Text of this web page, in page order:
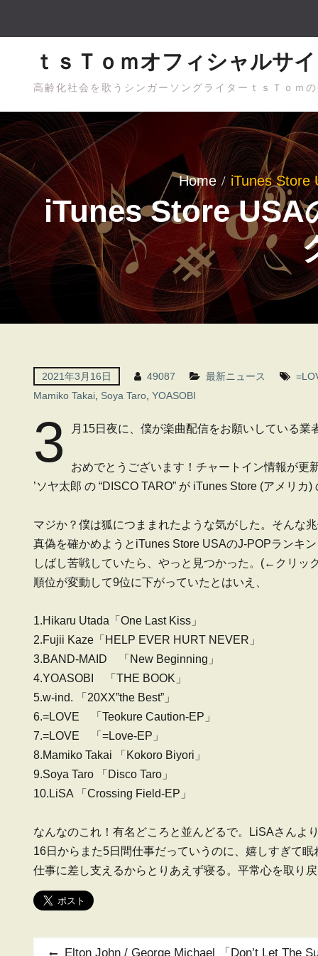
ｔｓＴｏｍオフィシャルサイ
高齢化社会を歌うシンガーソングライターｔｓＴｏｍの
Home iTunes Store
iTunes Store USA
2021年3月16日 49087 最新ニュース
Mamiko Takai Soya Taro YOASOBI
3 月15日夜に、僕が楽曲配信をお願いしている業
おめでとうございます！チャートイン情報が更
’ソヤ太郎 の “DISCO TARO” が iTunes Store (アメリカ
マジか？僕は狐につままれたような気がした。そんな
真偽を確かめようとiTunes Store USAのJ-POPランキ
しばし苦戦していたら、やっと見つかった。 (←クリッ
順位が変動して9位に下がっていたとはいえ、
1.Hikaru Utada「One Last Kiss」
2.Fujii Kaze「HELP EVER HURT NEVER」
3.BAND-MAID 「New Beginning」
4.YOASOBI 「THE BOOK」
5.w-ind. 「20XX”the Best”」
6.=LOVE 「Teokure Caution-EP」
7.=LOVE 「=Love-EP」
8.Mamiko Takai 「Kokoro Biyori」
9.Soya Taro 「Disco Taro」
10.LiSA 「Crossing Field-EP」
なんなのこれ！有名どころと並んどるで。LiSAさんよ
16日からまた5日間仕事だっていうのに、嬉しすぎて眠
仕事に差し支えるからとりあえず寝る。平常心を取り戻
Previous
Elton John / George Michael 「Don’t Let The